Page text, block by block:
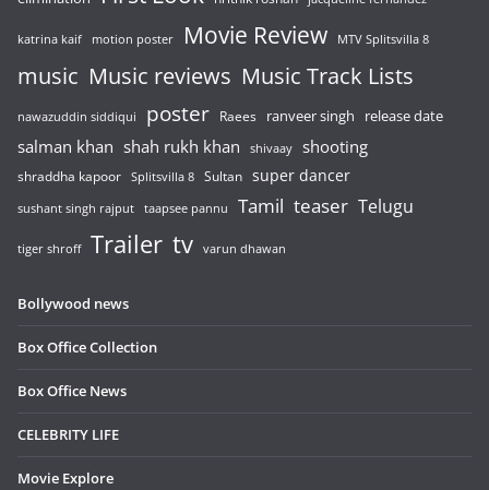
katrina kaif motion poster Movie Review MTV Splitsvilla 8
music Music reviews Music Track Lists
nawazuddin siddiqui poster Raees ranveer singh release date
salman khan shah rukh khan shivaay shooting
shraddha kapoor Splitsvilla 8 Sultan super dancer
sushant singh rajput taapsee pannu Tamil teaser Telugu
tiger shroff Trailer tv varun dhawan
Bollywood news
Box Office Collection
Box Office News
CELEBRITY LIFE
Movie Explore